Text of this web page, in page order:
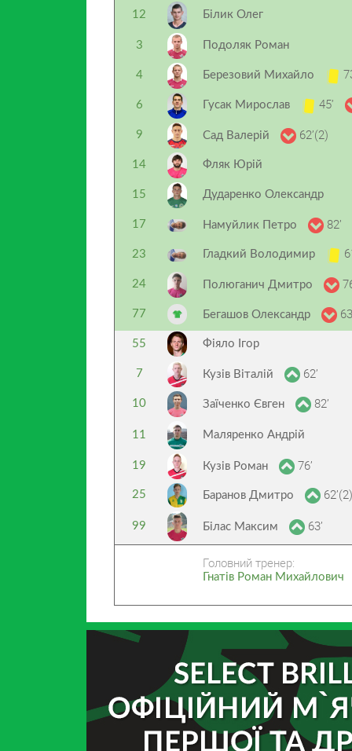
12 Білик Олег
3 Подоляк Роман
4 Березовий Михайло
6 Гусак Мирослав 45’
9 Сад Валерій 62’(2)
14 Фляк Юрій
15 Дударенко Олександр
17 Намуйлик Петро 82’
23 Гладкий Володимир
24 Полюганич Дмитро
77 Бегашов Олександр
55 Фіяло Ігор
7 Кузів Віталій 62’
10 Заїченко Євген 82’
11 Маляренко Андрій
19 Кузів Роман 76’
25 Баранов Дмитро 62’(2)
99 Білас Максим 63’
Головний тренер:
Гнатів Роман Михайлович